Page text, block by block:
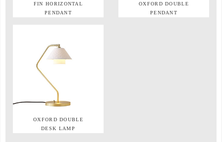
FIN HORIZONTAL
PENDANT
OXFORD DOUBLE
PENDANT
OXFORD DOUBLE
DESK LAMP